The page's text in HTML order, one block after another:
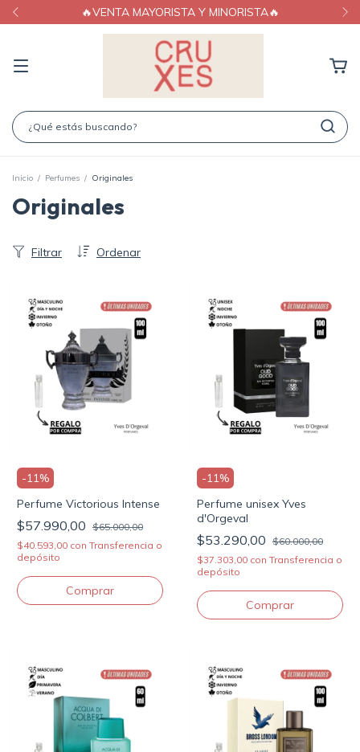
🔥VENTA MAYORISTA Y MINORISTA🔥
Inicio / Perfumes / Originales
Originales
Ordenar
Filtrar
-11%
Perfume Victorious Intense
$57.990,00 $65.000,00
$40.593,00 con Transferencia o
depósito
-11%
Perfume unisex Yves
d'Orgeval
$53.290,00 $60.000,00
$37.303,00 con Transferencia o
depósito